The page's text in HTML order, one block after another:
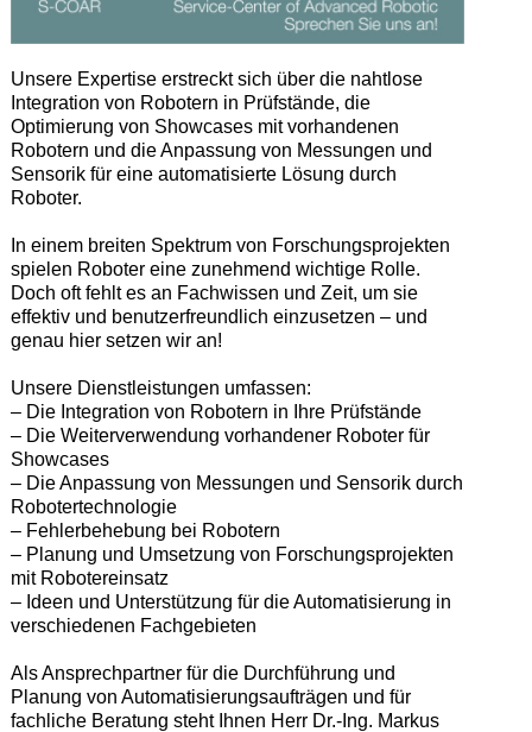
Unsere Expertise erstreckt sich über die nahtlose
Integration von Robotern in Prüfstände, die
Optimierung von Showcases mit vorhandenen
Robotern und die Anpassung von Messungen und
Sensorik für eine automatisierte Lösung durch
Roboter.
In einem breiten Spektrum von Forschungsprojekten
spielen Roboter eine zunehmend wichtige Rolle.
Doch oft fehlt es an Fachwissen und Zeit, um sie
effektiv und benutzerfreundlich einzusetzen – und
genau hier setzen wir an!
Unsere Dienstleistungen umfassen:
– Die Integration von Robotern in Ihre Prüfstände
– Die Weiterverwendung vorhandener Roboter für
Showcases
– Die Anpassung von Messungen und Sensorik durch
Robotertechnologie
– Fehlerbehebung bei Robotern
– Planung und Umsetzung von Forschungsprojekten
mit Robotereinsatz
– Ideen und Unterstützung für die Automatisierung in
verschiedenen Fachgebieten
Als Ansprechpartner für die Durchführung und
Planung von Automatisierungsaufträgen und für
fachliche Beratung steht Ihnen Herr Dr.-Ing. Markus